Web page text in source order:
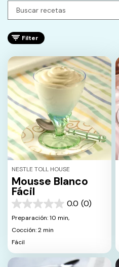
Filter
NESTLE TOLL HOUSE
Mousse Blanco
Fácil
0.0 (0)
0.0
de
estrellas.
Preparación: 10 min,
Cocción: 2 min
Fácil